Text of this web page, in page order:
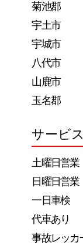
ン
菊池郡
宇土市
宇城市
八代市
山鹿市
玉名郡
サービ
土曜日営業
日曜日営業
一日車検
代車あり
事故レッカ